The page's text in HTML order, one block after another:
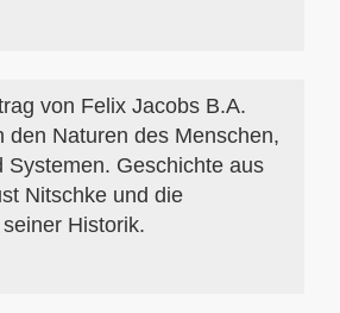
von Felix Jacobs B.A.
den Naturen des Menschen,
Systemen. Geschichte aus
Nitschke und die
Historik.